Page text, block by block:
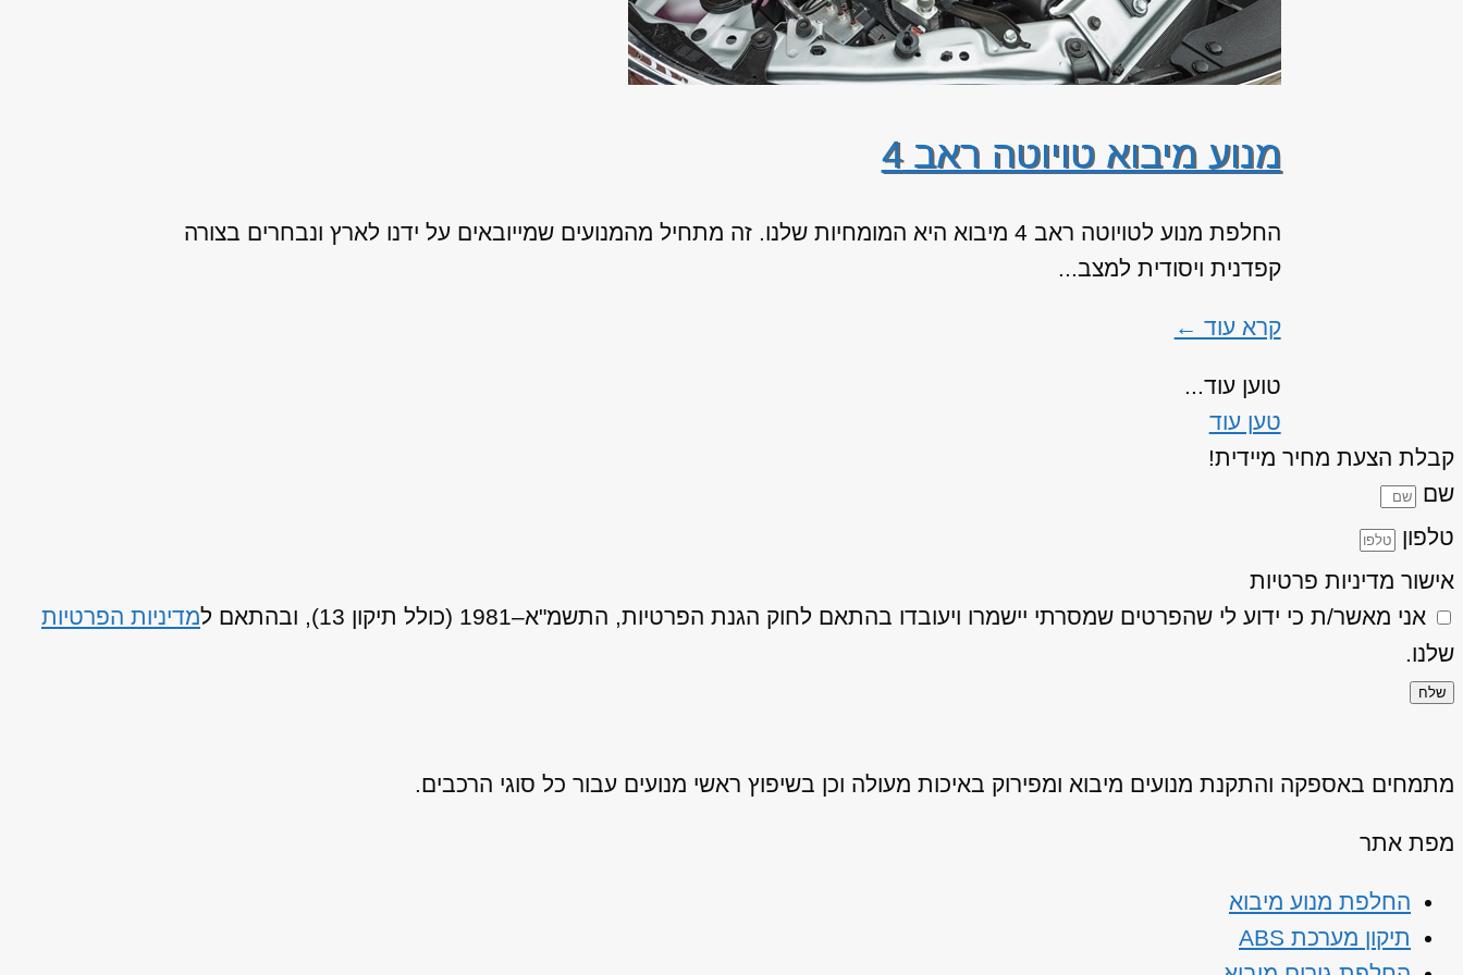
מנוע מיבוא טויוטה ראב 4
החלפת מנוע לטויוטה ראב 4 מיבוא היא המומחיות שלנו. זה מתחיל מהמנועים שמייובאים על ידנו לארץ ונבחרים בצורה
קפדנית ויסודית למצב...
קרא עוד ←
טוען עוד...
טען עוד
קבלת הצעת מחיר מיידית!
שם
טלפון
אישור מדיניות פרטיות
אני מאשר/ת כי ידוע לי שהפרטים שמסרתי יישמרו ויעובדו בהתאם לחוק הגנת הפרטיות, התשמ"א–1981 (כולל תיקון 13), ובהתאם ל
מדיניות הפרטיות
שלנו.
שלח
מתמחים באספקה והתקנת מנועים מיבוא ומפירוק באיכות מעולה וכן בשיפוץ ראשי מנועים עבור כל סוגי הרכבים.
מפת אתר
החלפת מנוע מיבוא
תיקון מערכת ABS